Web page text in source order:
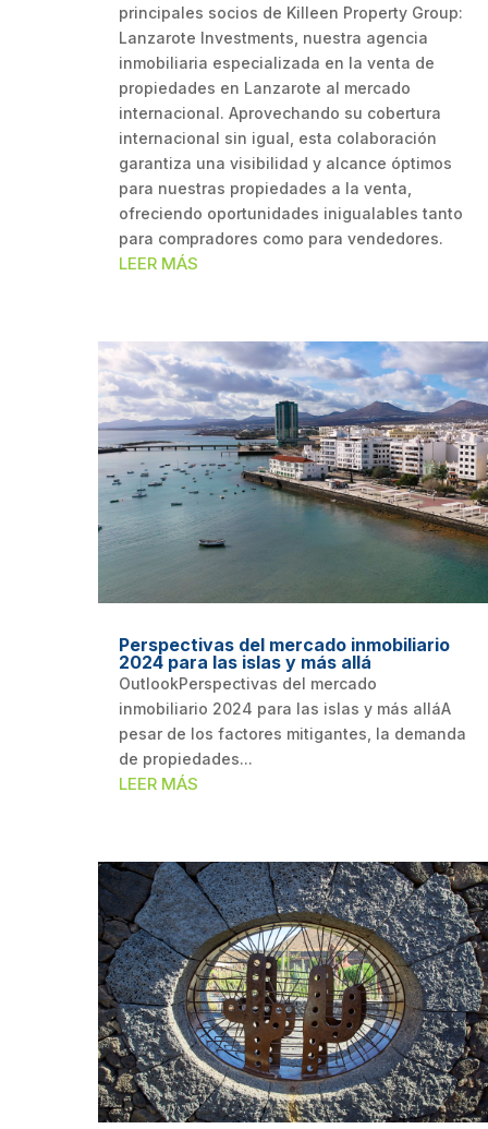
principales socios de Killeen Property Group:
Lanzarote Investments, nuestra agencia
inmobiliaria especializada en la venta de
propiedades en Lanzarote al mercado
internacional. Aprovechando su cobertura
internacional sin igual, esta colaboración
garantiza una visibilidad y alcance óptimos
para nuestras propiedades a la venta,
ofreciendo oportunidades inigualables tanto
para compradores como para vendedores.
LEER MÁS
Perspectivas del mercado inmobiliario
2024 para las islas y más allá
OutlookPerspectivas del mercado
inmobiliario 2024 para las islas y más alláA
pesar de los factores mitigantes, la demanda
de propiedades...
LEER MÁS